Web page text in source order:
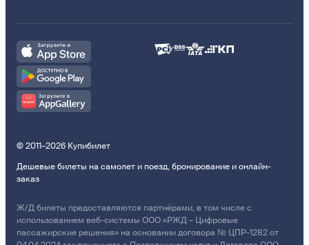
© 2011–2026 Купибилет
Дешевые билеты на самолет и поезд, бронирование и онлайн-
заказ
Ж/Д билеты предоставляются партнёрами, в том числе с
использованием веб-системы ООО «РЖД – Цифровые
пассажирские решения» на основании договора № ЦПР-1282 от